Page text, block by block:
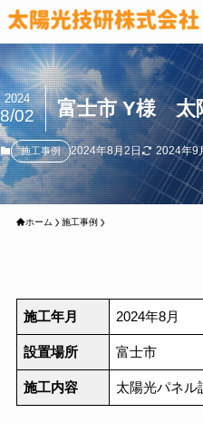
富士市 Y様 太
2024
8/02
施工事例 2024年8月2日 2024年9
ホーム 施工事例
施工年月 2024年8月
設置場所 富士市
施工内容 太陽光パネル